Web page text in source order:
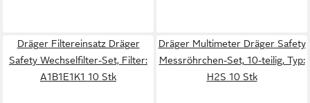
Dräger Filtereinsatz Dräger
Safety Wechselfilter-Set, Filter:
A1B1E1K1 10 Stk
Dräger Multimeter Dräger Safety
Messröhrchen-Set, 10-teilig, Typ:
H2S 10 Stk